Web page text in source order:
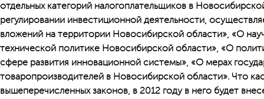
отдельных категорий налогоплательщиков в
регулировании инвестиционной деятельности,
вложений на территории Новосибирской области», «О
технической политике Новосибирской области», «О
сфере развития инновационной системы», «О мерах
товаропроизводителей в Новосибирской области». Что
вышеперечисленных законов, в 2012 году в него будет